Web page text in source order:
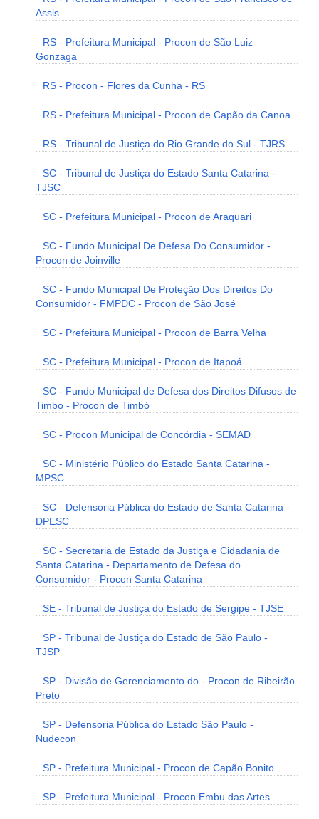
Assis
RS - Prefeitura Municipal - Procon de São Luiz
Gonzaga
RS - Procon - Flores da Cunha - RS
RS - Prefeitura Municipal - Procon de Capão da Canoa
RS - Tribunal de Justiça do Rio Grande do Sul - TJRS
SC - Tribunal de Justiça do Estado Santa Catarina -
TJSC
SC - Prefeitura Municipal - Procon de Araquari
SC - Fundo Municipal De Defesa Do Consumidor -
Procon de Joinville
SC - Fundo Municipal De Proteção Dos Direitos Do
Consumidor - FMPDC - Procon de São José
SC - Prefeitura Municipal - Procon de Barra Velha
SC - Prefeitura Municipal - Procon de Itapoá
SC - Fundo Municipal de Defesa dos Direitos Difusos de
Timbo - Procon de Timbó
SC - Procon Municipal de Concórdia - SEMAD
SC - Ministério Público do Estado Santa Catarina -
MPSC
SC - Defensoria Pública do Estado de Santa Catarina -
DPESC
SC - Secretaria de Estado da Justiça e Cidadania de
Santa Catarina - Departamento de Defesa do
Consumidor - Procon Santa Catarina
SE - Tribunal de Justiça do Estado de Sergipe - TJSE
SP - Tribunal de Justiça do Estado de São Paulo -
TJSP
SP - Divisão de Gerenciamento do - Procon de Ribeirão
Preto
SP - Defensoria Pública do Estado São Paulo -
Nudecon
SP - Prefeitura Municipal - Procon de Capão Bonito
SP - Prefeitura Municipal - Procon Embu das Artes